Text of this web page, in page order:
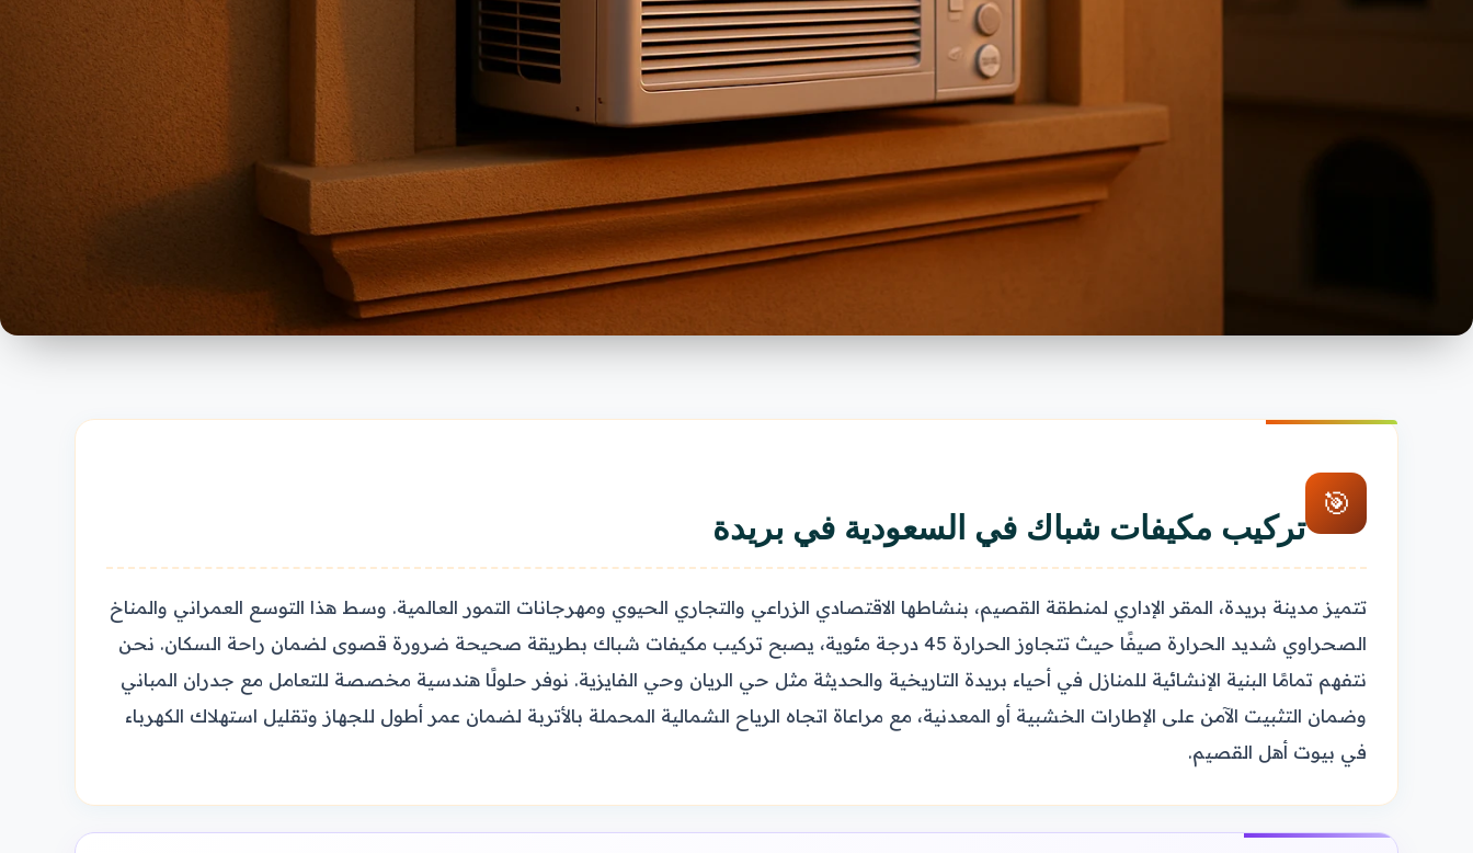
🎯
تركيب مكيفات شباك في السعودية في بريدة
تتميز مدينة بريدة، المقر الإداري لمنطقة القصيم، بنشاطها الاقتصادي الزراعي والتجاري الحيوي ومهرجانات التمور العالمية. وسط هذا التوسع العمراني والمناخ
الصحراوي شديد الحرارة صيفًا حيث تتجاوز الحرارة 45 درجة مئوية، يصبح تركيب مكيفات شباك بطريقة صحيحة ضرورة قصوى لضمان راحة السكان. نحن
نتفهم تمامًا البنية الإنشائية للمنازل في أحياء بريدة التاريخية والحديثة مثل حي الريان وحي الفايزية. نوفر حلولًا هندسية مخصصة للتعامل مع جدران المباني
وضمان التثبيت الآمن على الإطارات الخشبية أو المعدنية، مع مراعاة اتجاه الرياح الشمالية المحملة بالأتربة لضمان عمر أطول للجهاز وتقليل استهلاك الكهرباء
في بيوت أهل القصيم.